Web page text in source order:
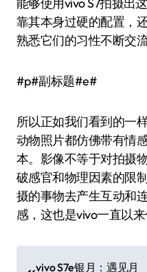
靠其本身过硬的配置，
熟悉它们的习性不断交流
#p#副标题#e#
所以正如我们看到的一
动物照片都仿佛带有情
本。影像不等于对拍摄
破感官和物理因素的限
摄的事物去产生互动和
感，这也是vivo一直以来
vivo S7e银月：遇见月